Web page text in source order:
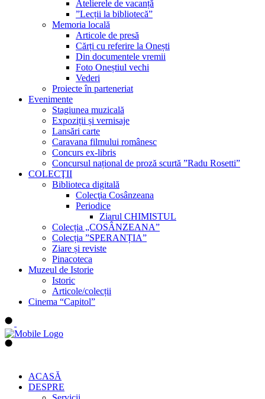
Atelierele de vacanță
”Lecții la bibliotecă”
Memoria locală
Articole de presă
Cărți cu referire la Onești
Din documentele vremii
Foto Oneștiul vechi
Vederi
Proiecte în parteneriat
Evenimente
Stagiunea muzicală
Expoziții și vernisaje
Lansări carte
Caravana filmului românesc
Concurs ex-libris
Concursul național de proză scurtă ”Radu Rosetti”
COLECŢII
Biblioteca digitală
Colecţia Cosânzeana
Periodice
Ziarul CHIMISTUL
Colecția „COSÂNZEANA”
Colecția ”SPERANȚIA”
Ziare și reviste
Pinacoteca
Muzeul de Istorie
Istoric
Articole/colecții
Cinema “Capitol”
ACASĂ
DESPRE